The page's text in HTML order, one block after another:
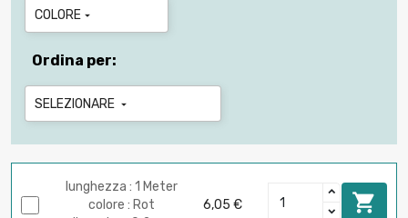
COLORE 
Ordina per:
SELEZIONARE 
lunghezza : 1 Meter
colore : Rot
6,05 € 